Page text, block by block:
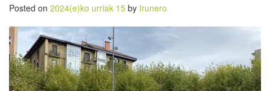
Posted on 2024(e)ko urriak 15 by Irunero